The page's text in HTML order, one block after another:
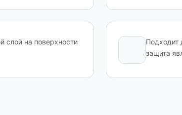
слой на поверхности
Подходит
защита